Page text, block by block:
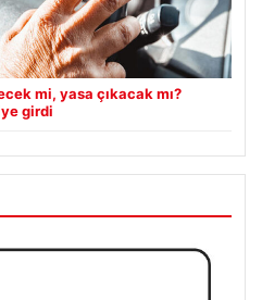
mi, yasa çıkacak mı?
girdi